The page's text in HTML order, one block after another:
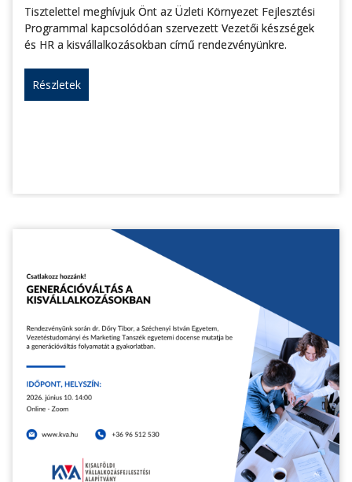
Tisztelettel meghívjuk Önt az Üzleti Környezet Fejlesztési
Programmal kapcsolódóan szervezett Vezetői készségek
és HR a kisvállalkozásokban című rendezvényünkre.
Részletek